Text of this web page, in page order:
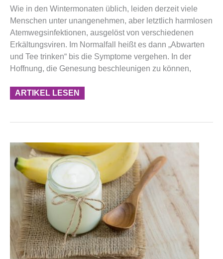
Wie in den Wintermonaten üblich, leiden derzeit viele
Menschen unter unangenehmen, aber letztlich harmlosen
Atemwegsinfektionen, ausgelöst von verschiedenen
Erkältungsviren. Im Normalfall heißt es dann „Abwarten
und Tee trinken“ bis die Symptome vergehen. In der
Hoffnung, die Genesung beschleunigen zu können,
ARTIKEL LESEN